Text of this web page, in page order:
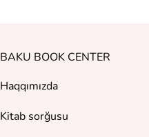
BAKU BOOK CENTER
Haqqımızda
Kitab sorğusu